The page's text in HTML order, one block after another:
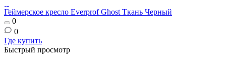
Геймерское кресло Everprof Ghost Ткань Черный
0
0
Где купить
Быстрый просмотр